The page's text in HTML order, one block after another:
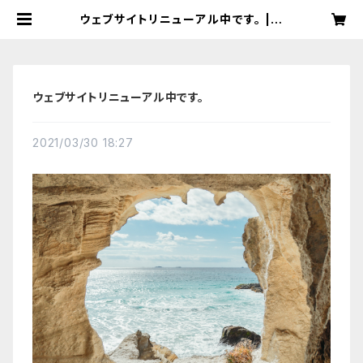
ウェブサイトリニューアル中です。 | S
ウェブサイトリニューアル中です。
2021/03/30 18:27